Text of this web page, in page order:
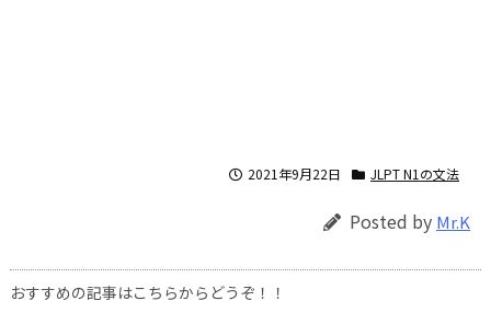
2021年9月22日 JLPT N1の文法
Posted by Mr.K
おすすめの記事はこちらからどうぞ！！